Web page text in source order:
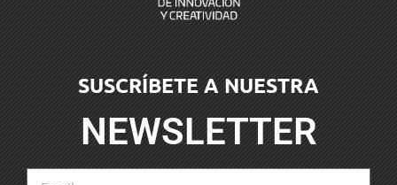
SUSCRÍBETE A NUESTRA
NEWSLETTER